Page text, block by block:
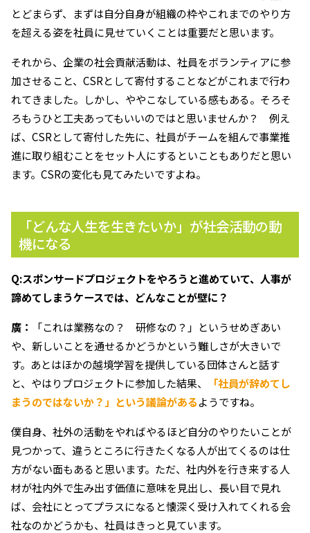
とどまらず、まずは自分自身が組織の枠やこれまでのやり方
を超える姿を社員に見せていくことは重要だと思います。
それから、企業の社会貢献活動は、社員をボランティアに参
加させること、CSRとして寄付することなどがこれまで行わ
れてきました。しかし、ややこなしている感もある。そろそ
ろもうひと工夫あってもいいのではと思いませんか？ 例え
ば、CSRとして寄付した先に、社員がチームを組んで事業推
進に取り組むことをセット人にするといこともありだと思い
ます。CSRの変化も見てみたいですよね。
「どんな人生を生きたいか」が社会活動の動
機になる
Q:スポンサードプロジェクトをやろうと進めていて、人事が
諦めてしまうケースでは、どんなことが壁に？
廣：
「これは業務なの？ 研修なの？」というせめぎあい
や、新しいことを通せるかどうかという難しさが大きいで
す。あとはほかの越境学習を提供している団体さんと話す
と、やはりプロジェクトに参加した結果、
「社員が辞めてし
まうのではないか？」という議論があるようですね。
僕自身、社外の活動をやればやるほど自分のやりたいことが
見つかって、違うところに行きたくなる人が出てくるのは仕
方がない面もあると思います。ただ、社内外を行き来する人
材が社内外で生み出す価値に意味を見出し、長い目で見れ
ば、会社にとってプラスになると懐深く受け入れてくれる会
社なのかどうかも、社員はきっと見ています。